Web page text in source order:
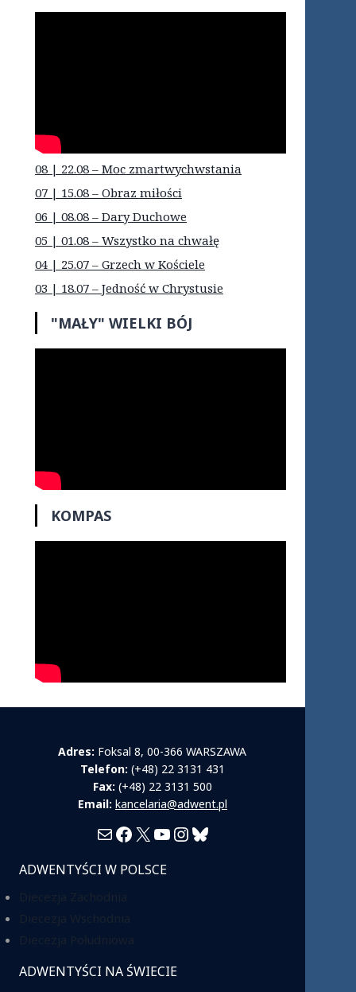
08 | 22.08 – Moc zmartwychwstania
07 | 15.08 – Obraz miłości
06 | 08.08 – Dary Duchowe
05 | 01.08 – Wszystko na chwałę
04 | 25.07 – Grzech w Kościele
03 | 18.07 – Jedność w Chrystusie
"MAŁY" WIELKI BÓJ
KOMPAS
Adres: Foksal 8, 00-366 WARSZAWA
Telefon: (+48) 22 3131 431
Fax: (+48) 22 3131 500
Email: kancelaria@adwent.pl
MailFacebook
X YouTube
Instagram
Bluesky
ADWENTYŚCI W POLSCE
ADWENTYŚCI NA ŚWIECIE